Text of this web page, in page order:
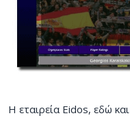
Η εταιρεία Eidos, εδώ